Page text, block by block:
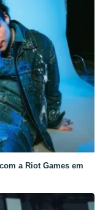
a Riot Games em